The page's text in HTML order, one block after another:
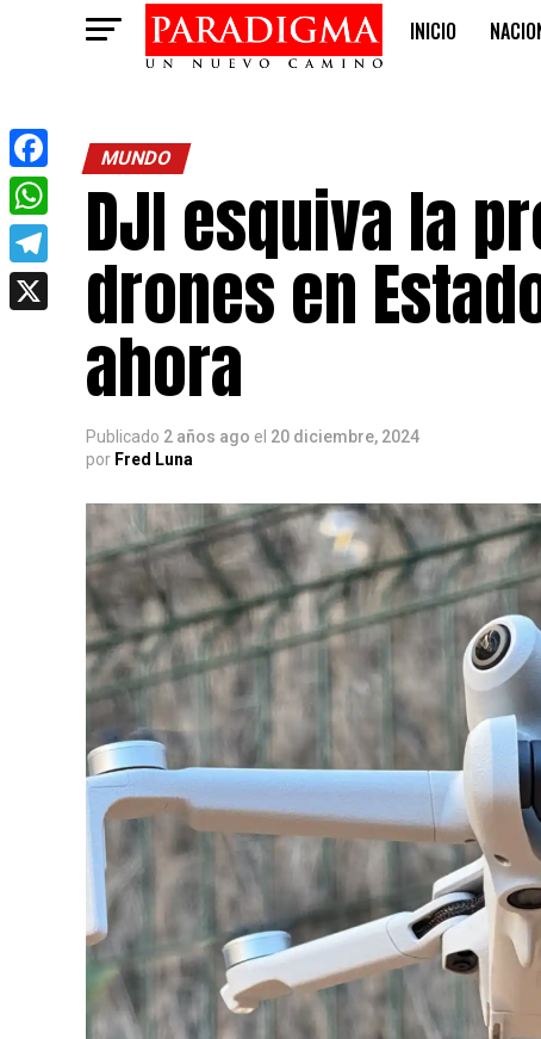
INICIO
MUNDO
DJI esquiva la
drones en
ahora
Publicado 2 años ago el 20 diciembre, 2024
por Fred Luna
Facebook
WhatsApp
Telegram